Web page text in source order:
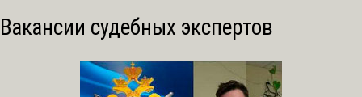
Вакансии судебных экспертов